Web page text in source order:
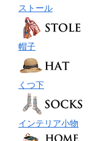
ストール
帽子
くつ下
インテリア小物